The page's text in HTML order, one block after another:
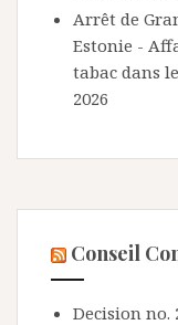
Arrêt de
Estonie -
tabac dans
2026
Conseil
Decision no.